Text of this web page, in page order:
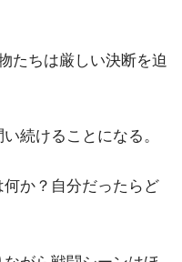
たちは厳しい決断を迫
続けることになる。
か？自分だったらど